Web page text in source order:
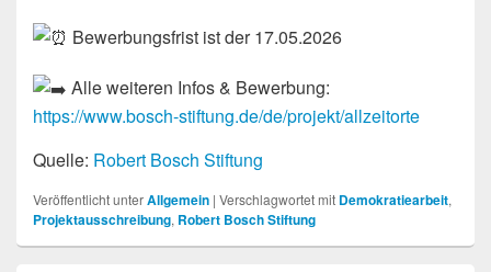
Bewerbungsfrist ist der 17.05.2026
Alle weiteren Infos & Bewerbung:
https://www.bosch-stiftung.de/de/projekt/allzeitorte
Quelle: Robert Bosch Stiftung
Veröffentlicht unterAllgemein | Verschlagwortet mit Demokratiearbeit,
Projektausschreibung, Robert Bosch Stiftung